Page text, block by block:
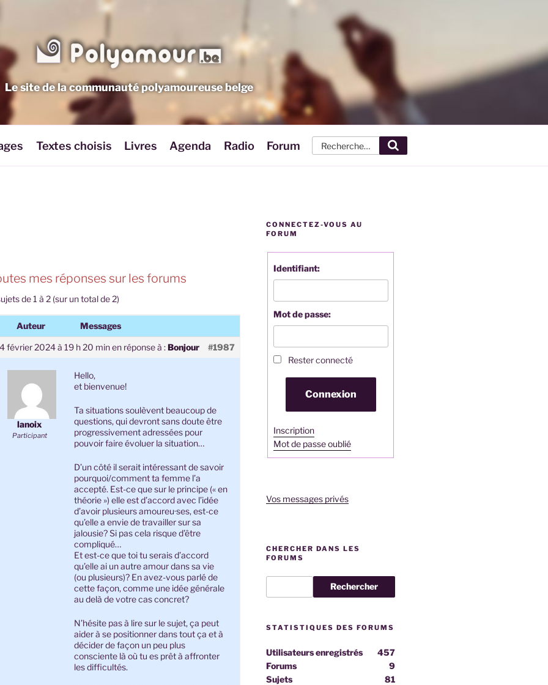
Le site de la communauté polyamoureuse belge
Textes choisis Livres Agenda Radio Forum
mes réponses sur les forums
de 1 à 2 (sur un total de 2)
Auteur Messages
février 2024 à 19 h 20 min en réponse à :Bonjour #1987
lanoix
Participant
Hello,
et bienvenue!
Ta situations soulèvent beaucoup de
questions, qui devront sans doute être
progressivement adressées pour
pouvoir faire évoluer la situation…
D’un côté il serait intéressant de savoir
pourquoi/comment ta femme l’a
accepté. Est-ce que sur le principe (« en
théorie ») elle est d’accord avec l’idée
d’avoir plusieurs amoureu·ses, est-ce
qu’elle a envie de travailler sur sa
jalousie? Si pas cela risque d’être
compliqué…
Et est-ce que toi tu serais d’accord
qu’elle ai un autre amour dans sa vie
(ou plusieurs)? En avez-vous parlé de
cette façon, comme une idée générale
au delà de votre cas concret?
N’hésite pas à lire sur le sujet, ça peut
aider à se positionner dans tout ça et à
décider de façon un peu plus
consciente là où tu es prêt à affronter
les difficultés.
CONNECTEZ-VOUS AU
FORUM
Identifiant:
Mot de passe:
Rester connecté
Connexion
Inscription
Mot de passe oublié
Vos messages privés
CHERCHER DANS LES
FORUMS
STATISTIQUES DES FORUMS
Utilisateurs enregistrés
457
Forums
9
Sujets
81